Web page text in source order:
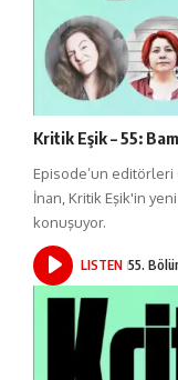
Kritik Eşik – 55:
Episode’un editörleri
İnan, Kritik Eşik'in
konuşuyor.
LISTEN 55.